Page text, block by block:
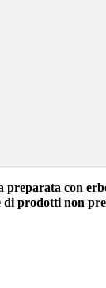
preparata con
di prodotti non